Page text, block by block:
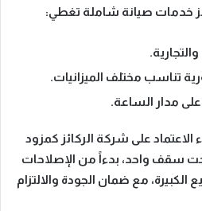
خدمات صيانة شاملة تغطي:
تناسب مختلف الميزانيات.
مدار الساعة.
الاعتماد على شركة الركائز كمزود
سقف واحد، بدءاً من الإصلاحات
مع ضمان الجودة والالتزام